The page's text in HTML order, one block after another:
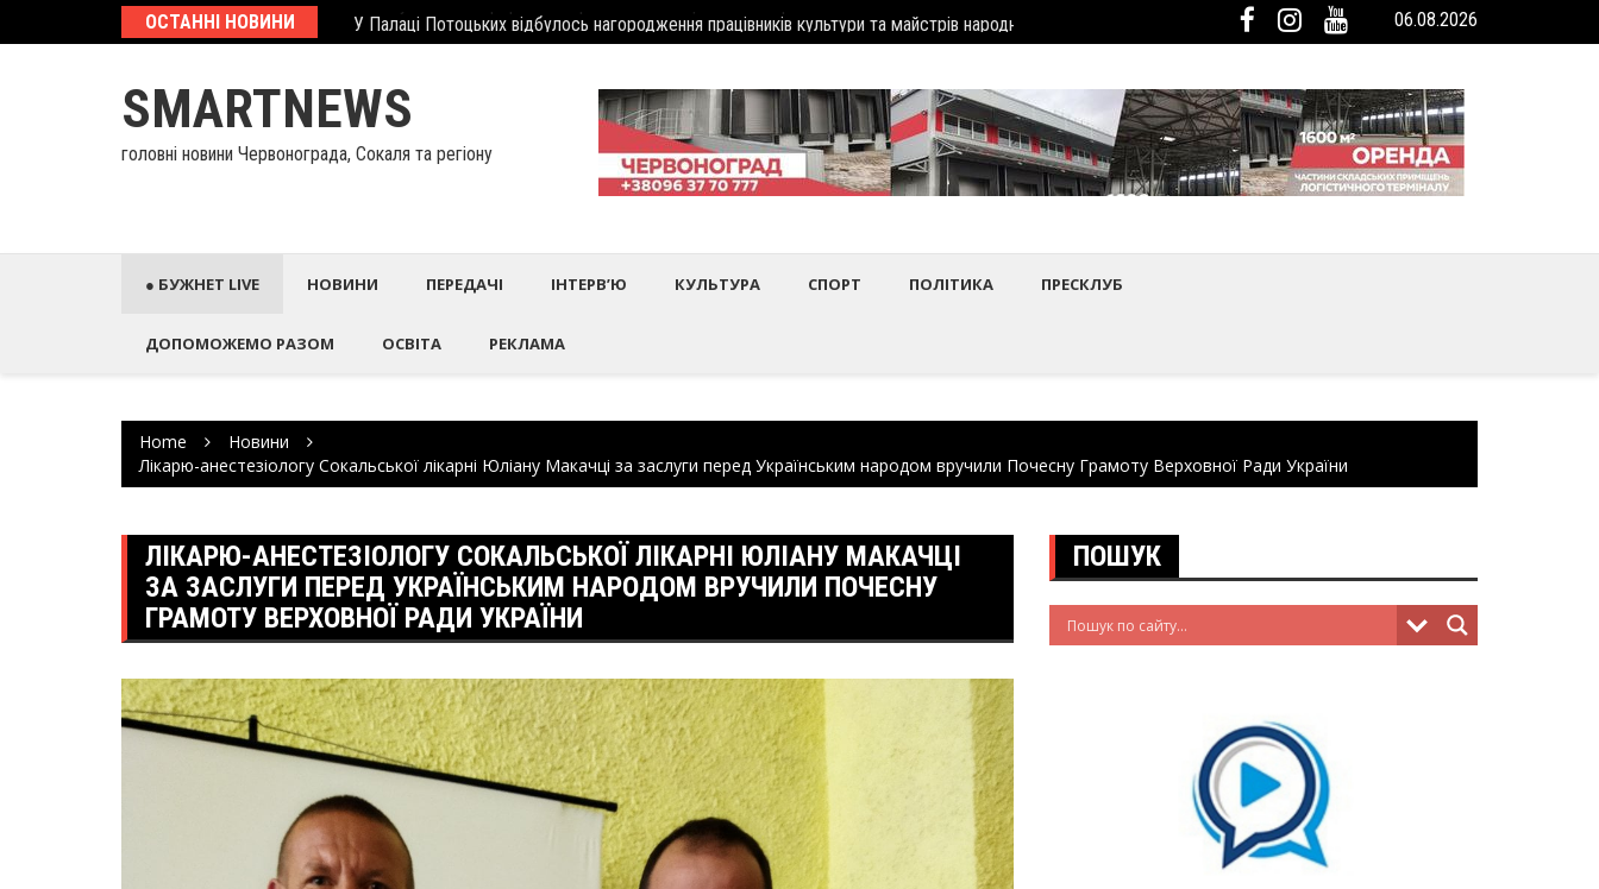
ОСТАННІ НОВИНИ У Палаці Потоцьких відбулось нагородження працівників культури та майстрів народного мистецтва Шептицького районуШептицька громада була представлена на Європейському регіональному
06.08.2026
SMARTNEWS
головні новини Червонограда, Сокаля та регіону
● БУЖНЕТ LIVE НОВИНИ ПЕРЕДАЧІ ІНТЕРВ’Ю КУЛЬТУРА СПОРТ ПОЛІТИКА ПРЕСКЛУБ
ДОПОМОЖЕМО РАЗОМ ОСВІТА РЕКЛАМА
Home
Новини
Лікарю-анестезіологу Сокальської лікарні Юліану Макачці за заслуги перед Українським народом вручили Почесну Грамоту Верховної Ради України
ЛІКАРЮ-АНЕСТЕЗІОЛОГУ СОКАЛЬСЬКОЇ ЛІКАРНІ ЮЛІАНУ МАКАЧЦІ
ЗА ЗАСЛУГИ ПЕРЕД УКРАЇНСЬКИМ НАРОДОМ ВРУЧИЛИ ПОЧЕСНУ
ГРАМОТУ ВЕРХОВНОЇ РАДИ УКРАЇНИ
ПОШУК